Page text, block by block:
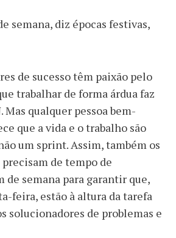
semana, diz épocas festivas,
de sucesso têm paixão pelo
trabalhar de forma árdua faz
Mas qualquer pessoa bem-
que a vida e o trabalho são
um sprint. Assim, também os
de tempo de
de semana para garantir que,
feira, estão à altura da tarefa
solucionadores de problemas e